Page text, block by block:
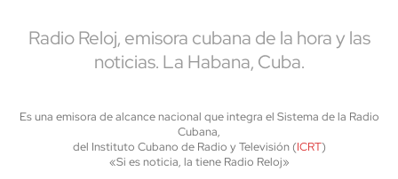
Radio Reloj, emisora cubana de la hora y las
noticias. La Habana, Cuba.
Es una emisora de alcance nacional que integra el Sistema de la Radio
Cubana,
del Instituto Cubano de Radio y Televisión (ICRT)
«Si es noticia, la tiene Radio Reloj»